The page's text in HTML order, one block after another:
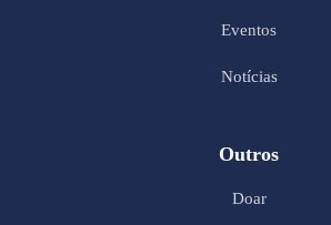
Eventos
Notícias
Outros
Doar